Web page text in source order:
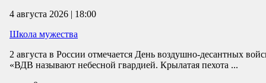
4 августа 2026 | 18:00
Школа мужества
2 августа в России отмечается День воздушно-десантных
«ВДВ называют небесной гвардией. Крылатая пехота ...